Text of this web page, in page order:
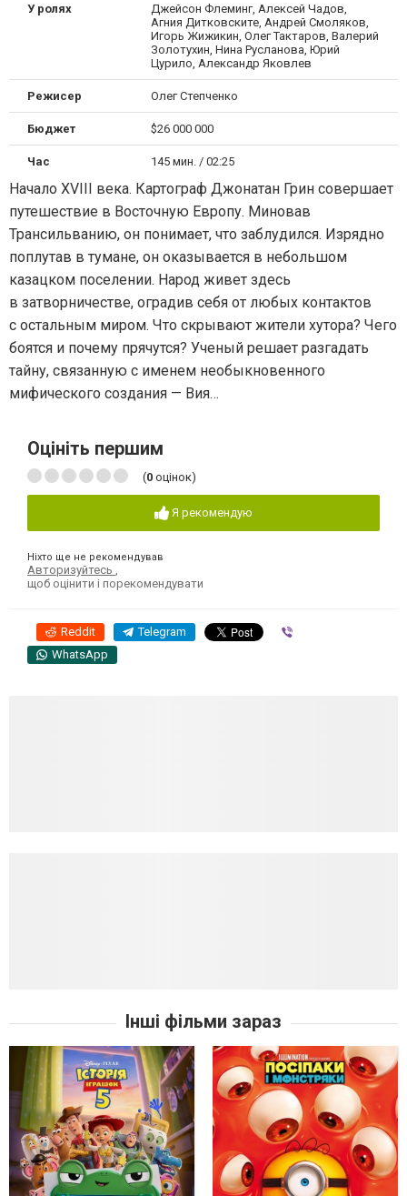
У ролях
Джейсон Флеминг, Алексей Чадов,
Агния Дитковските, Андрей Смоляков,
Игорь Жижикин, Олег Тактаров, Валерий
Золотухин, Нина Русланова, Юрий
Цурило, Александр Яковлев
Режисер Олег Степченко
Бюджет $26 000 000
Час 145 мин. / 02:25
Начало XVIII века. Картограф Джонатан Грин совершает
путешествие в Восточную Европу. Миновав
Трансильванию, он понимает, что заблудился. Изрядно
поплутав в тумане, он оказывается в небольшом
казацком поселении. Народ живет здесь
в затворничестве, оградив себя от любых контактов
с остальным миром. Что скрывают жители хутора? Чего
боятся и почему прячутся? Ученый решает разгадать
тайну, связанную с именем необыкновенного
мифического создания — Вия…
Оцініть першим
(0 оцінок)
Я рекомендую
Ніхто ще не рекомендував
Авторизуйтесь ,
щоб оцінити і порекомендувати
Reddit Telegram
WhatsApp
Інші фільми зараз